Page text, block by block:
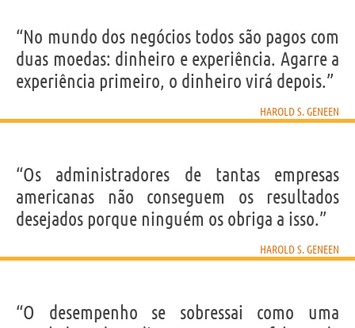
“No mundo dos negócios todos são pagos com
duas moedas: dinheiro e experiência. Agarre a
experiência primeiro, o dinheiro virá depois.”
HAROLD S. GENEEN
“Os administradores de tantas empresas
americanas não conseguem os resultados
desejados porque ninguém os obriga a isso.”
HAROLD S. GENEEN
“O desempenho se sobressai como uma